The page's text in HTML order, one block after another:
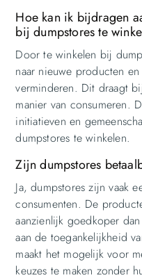
Hoe kan ik bijdragen
bij dumpstores te
Door te winkelen bij
naar nieuwe producten
verminderen. Dit draagt
manier van consumeren.
initiatieven en
dumpstores te winkelen.
Zijn dumpstores
Ja, dumpstores zijn vaak
consumenten. De
aanzienlijk goedkoper
aan de toegankelijkheid
maakt het mogelijk voor
keuzes te maken zonder